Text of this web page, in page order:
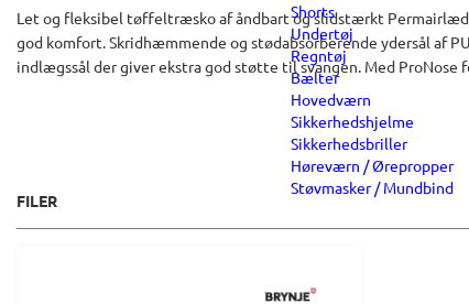
Shorts
Undertøj
Regntøj
Bælter
Hovedværn
Sikkerhedshjelme
Sikkerhedsbriller
Høreværn / Ørepropper
Støvmasker / Mundbind
Let og fleksibel tøffeltræsko af åndbart og slidstærkt
god komfort. Skridhæmmende og stødabsorberende ydersål af
indlægssål der giver ekstra god støtte til svangen. Med ProNose
FILER